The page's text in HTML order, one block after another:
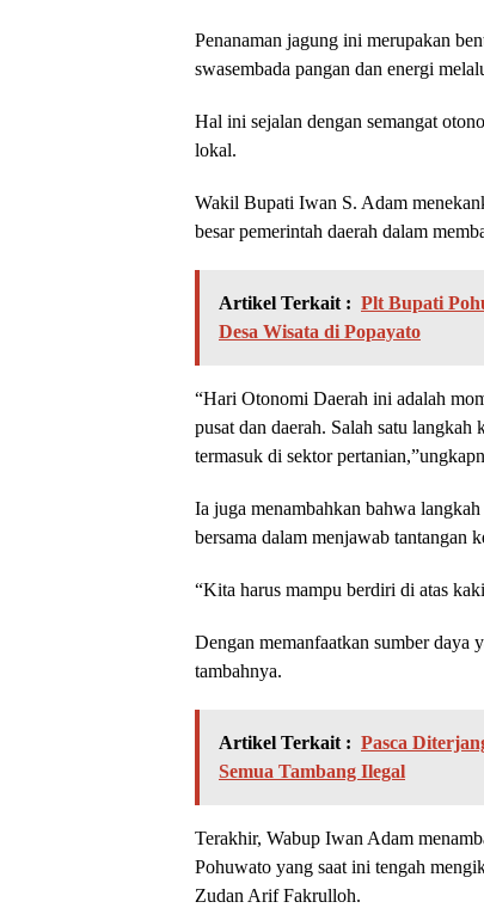
Penanaman jagung ini merupakan
swasembada pangan dan energi
Hal ini sejalan dengan semangat
lokal.
Wakil Bupati Iwan S. Adam
besar pemerintah daerah dalam
Artikel Terkait : Plt Bupati
Desa Wisata di Popayato
“Hari Otonomi Daerah ini adalah
pusat dan daerah. Salah satu
termasuk di sektor
Ia juga menambahkan bahwa
bersama dalam menjawab tantangan
“Kita harus mampu berdiri di atas
Dengan memanfaatkan sumber daya
tambahnya.
Artikel Terkait : Pasca
Semua Tambang Ilegal
Terakhir, Wabup Iwan Adam
Pohuwato yang saat ini tengah
Zudan Arif Fakrulloh.